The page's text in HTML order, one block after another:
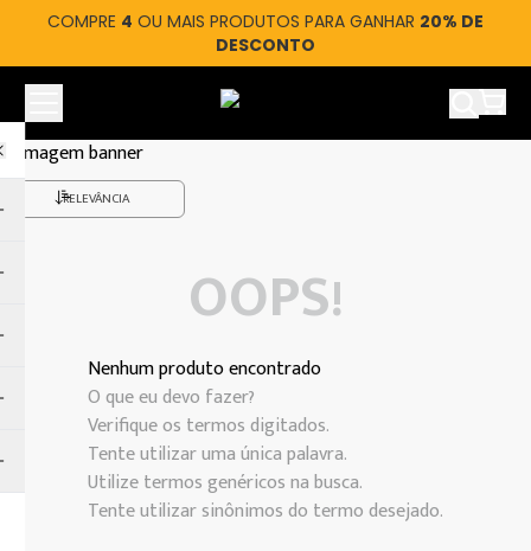
COMPRE 4 OU MAIS PRODUTOS PARA GANHAR 20% DE
DESCONTO
Ver
RELEVÂNCIA
OOPS!
Nenhum produto encontrado
O que eu devo fazer?
Verifique os termos digitados.
Tente utilizar uma única palavra.
Utilize termos genéricos na busca.
Tente utilizar sinônimos do termo desejado.